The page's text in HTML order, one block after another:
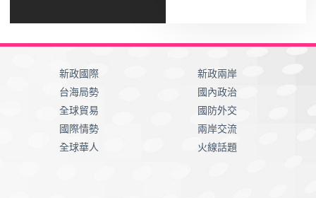
新政國際
台海局勢
全球貿易
國際情勢
全球華人
新政兩岸
國內政治
國防外交
兩岸交流
火線話題